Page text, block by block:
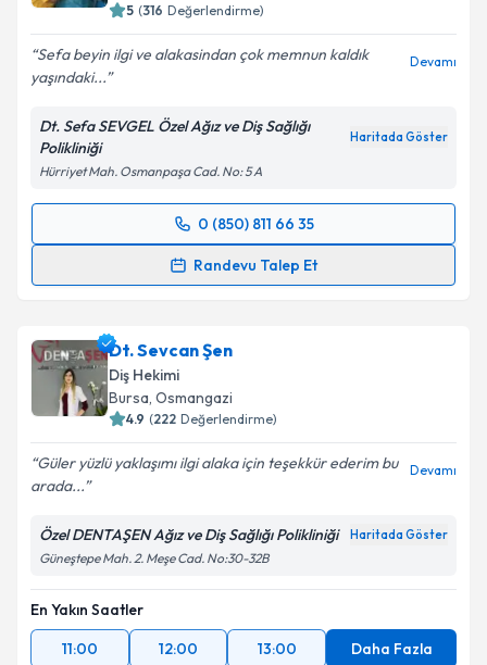
5 (316 Değerlendirme)
Sefa beyin ilgi ve alakasindan çok memnun kaldık
yaşındaki...
Devamı
Dt. Sefa SEVGEL Özel Ağız ve Diş Sağlığı
Polikliniği
Haritada Göster
Hürriyet Mah. Osmanpaşa Cad. No: 5 A
0 (850) 811 66 35
Randevu Talep Et
Randevu Takvimi Talebi
hazırlandığında e-posta ile bilgilendireceğiz.
E-posta Adresiniz
kapsamda işlenmesini kabul ediyorum.
Dt. Sevcan Şen
Diş Hekimi
Bursa, Osmangazi
4.9 (222 Değerlendirme)
Güler yüzlü yaklaşımı ilgi alaka için teşekkür ederim bu
arada...
Devamı
Özel DENTAŞEN Ağız ve Diş Sağlığı Polikliniği Haritada Göster
Güneştepe Mah. 2. Meşe Cad. No:30-32B
En Yakın Saatler
11:00
12:00 13:00 Daha Fazla